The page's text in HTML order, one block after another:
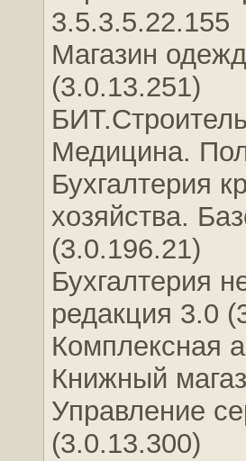
3.5.3.5.22.155
Магазин
(3.0.13.251)
Медицина.
Бухгалтерия
хозяйства.
(3.0.196.21)
Бухгалтерия
редакция 3.0
Комплексная
Книжный
Управление
(3.0.13.300)